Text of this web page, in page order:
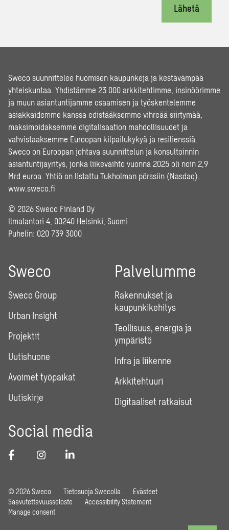
Lähetä
Sweco suunnittelee huomisen kaupunkeja ja kestävämpää
yhteiskuntaa. Yhdistämme 23 000 arkkitehtimme, insinöörimme
ja muun asiantuntijamme osaamisen ja työskentelemme
asiakkaidemme kanssa edistääksemme vihreää siirtymää,
maksimoidaksemme digitalisaation mahdollisuudet ja
vahvistaaksemme Euroopan kilpailukykyä ja resilienssiä.
Sweco on Euroopan johtava suunnittelun ja konsultoinnin
asiantuntijayritys, jonka liikevaihto vuonna 2025 oli noin 2,9
Mrd euroa. Yhtiö on listattu Tukholman pörssiin (Nasdaq).
www.sweco.fi
© 2026 Sweco Finland Oy
Ilmalantori 4, 00240 Helsinki, Suomi
Puhelin: 020 739 3000
Sweco
Sweco Group
Urban Insight
Projektit
Uutishuone
Avoimet työpaikat
Uutiskirje
Palvelumme
Rakennukset ja
kaupunkikehitys
Teollisuus, energia ja
ympäristö
Infra ja liikenne
Arkkitehtuuri
Digitaaliset ratkaisut
Social media
© 2026 Sweco Tietosuoja Swecolla
Evästeet
Saavutettavuusseloste
Accessibility Statement
Manage consent